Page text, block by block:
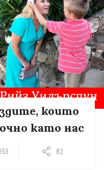
които
като нас
82